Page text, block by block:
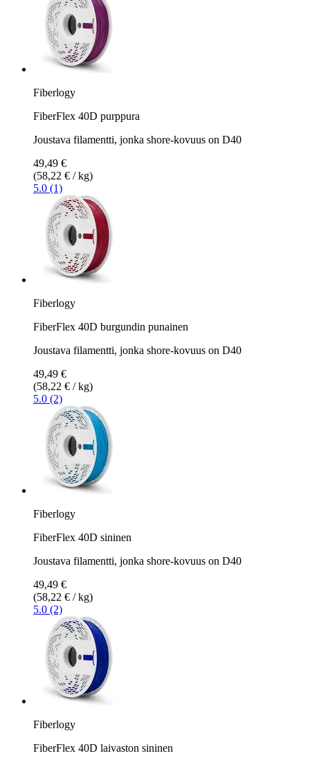
Fiberlogy
FiberFlex 40D purppura
Joustava filamentti, jonka shore-kovuus on D40
49,49 €
(58,22 € / kg)
5.0 (1)
Fiberlogy
FiberFlex 40D burgundin punainen
Joustava filamentti, jonka shore-kovuus on D40
49,49 €
(58,22 € / kg)
5.0 (2)
Fiberlogy
FiberFlex 40D sininen
Joustava filamentti, jonka shore-kovuus on D40
49,49 €
(58,22 € / kg)
5.0 (2)
Fiberlogy
FiberFlex 40D laivaston sininen